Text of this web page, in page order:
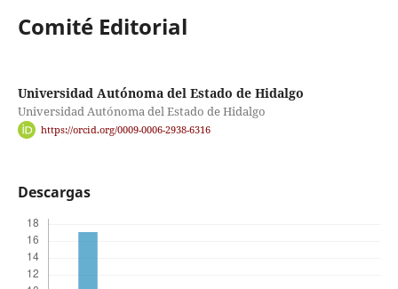
Comité Editorial
Universidad Autónoma del Estado de Hidalgo
Universidad Autónoma del Estado de Hidalgo
https://orcid.org/0009-0006-2938-6316
Descargas